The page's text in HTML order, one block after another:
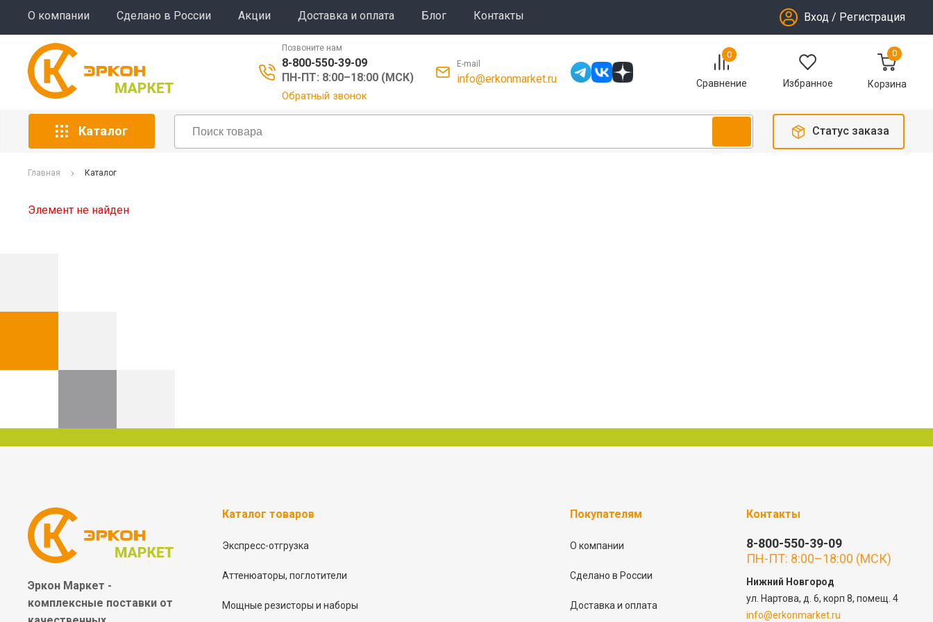
О компании Сделано в России Акции Доставка и оплата Блог Контакты Вход / Регистрация
Позвоните нам
8-800-550-39-09
ПН-ПТ: 8:00–18:00 (МСК)
Обратный звонок
E-mail
info@erkonmarket.ru
0
Сравнение Избранное
0
Корзина
Каталог Статус заказа
Главная Каталог
Элемент не найден
Эркон Маркет -
комплексные поставки от
Каталог товаров
Экспресс-отгрузка
Аттенюаторы, поглотители
Мощные резисторы и наборы
Покупателям
О компании
Сделано в России
Доставка и оплата
Контакты
8-800-550-39-09
ПН-ПТ: 8:00–18:00 (МСК)
Нижний Новгород
ул. Нартова, д. 6, корп 8, помещ. 4
info@erkonmarket.ru